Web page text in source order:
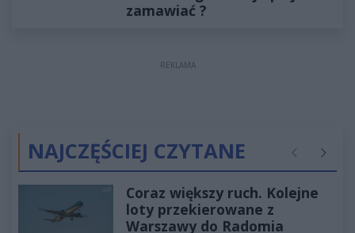
zamawiać ?
REKLAMA
NAJCZĘŚCIEJ CZYTANE Poprzednie
Coraz większy ruch. Kolejne
loty przekierowane z
Warszawy do Radomia